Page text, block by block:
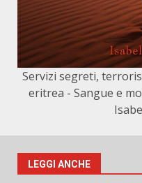
Servizi segreti,
eritrea - Sangue e
LEGGI ANCHE